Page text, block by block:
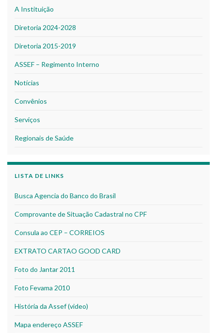
A Instituição
Diretoria 2024-2028
Diretoria 2015-2019
ASSEF – Regimento Interno
Notícias
Convênios
Serviços
Regionais de Saúde
LISTA DE LINKS
Busca Agencia do Banco do Brasil
Comprovante de Situação Cadastral no CPF
Consula ao CEP – CORREIOS
EXTRATO CARTAO GOOD CARD
Foto do Jantar 2011
Foto Fevama 2010
História da Assef (video)
Mapa endereço ASSEF